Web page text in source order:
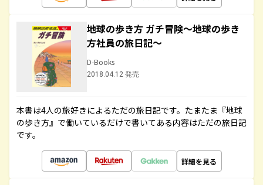
地球の歩き方 ガチ冒険～地球の歩き
方社員の旅日記～
D-Books
2018.04.12 発売
本書は4人の旅好きによるただの旅日記です。たまたま『地球
の歩き方』で働いているだけで書いてある内容はただの旅日記
です。
詳細を見る